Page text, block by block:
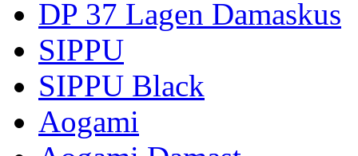
DP 37 Lagen Damaskus
SIPPU
SIPPU Black
Aogami